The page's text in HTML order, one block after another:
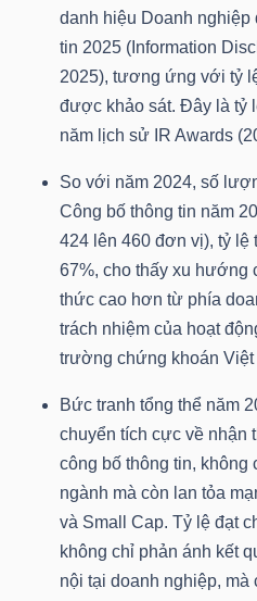
danh hiệu Doanh nghiệp
tin 2025 (Information
2025), tương ứng với tỷ
được khảo sát. Đây là tỷ
năm lịch sử IR Awards
So với năm 2024, số
Công bố thông tin năm
424 lên 460 đơn vị), tỷ
67%, cho thấy xu hướng
thức cao hơn từ phía
trách nhiệm của hoạt
trường chứng khoán Việt
Bức tranh tổng thể năm
chuyển tích cực về nhận
công bố thông tin, không
ngành mà còn lan tỏa
và Small Cap. Tỷ lệ đạt
không chỉ phản ánh kết
nội tại doanh nghiệp, mà
Ngành
SECTOR
NĂNG
LƯỢNG
NGUYÊN
VẬT
LIỆU